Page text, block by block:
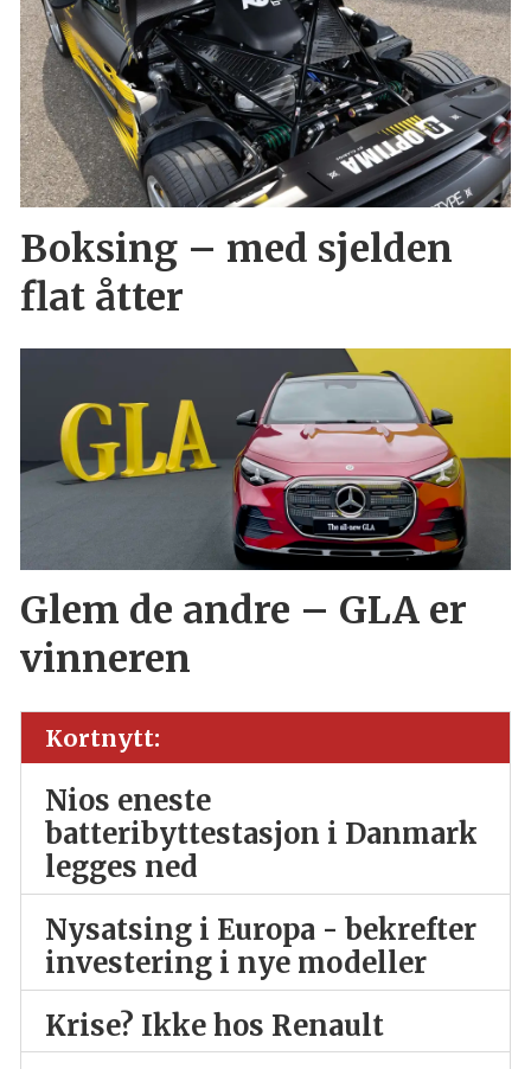
Boksing – med sjelden
flat åtter
Glem de andre – GLA er
vinneren
Kortnytt:
Nios eneste
batteribyttestasjon i Danmark
legges ned
Nysatsing i Europa - bekrefter
investering i nye modeller
Krise? Ikke hos Renault